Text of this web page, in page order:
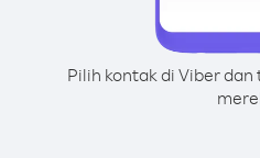
Pilih kontak di Viber